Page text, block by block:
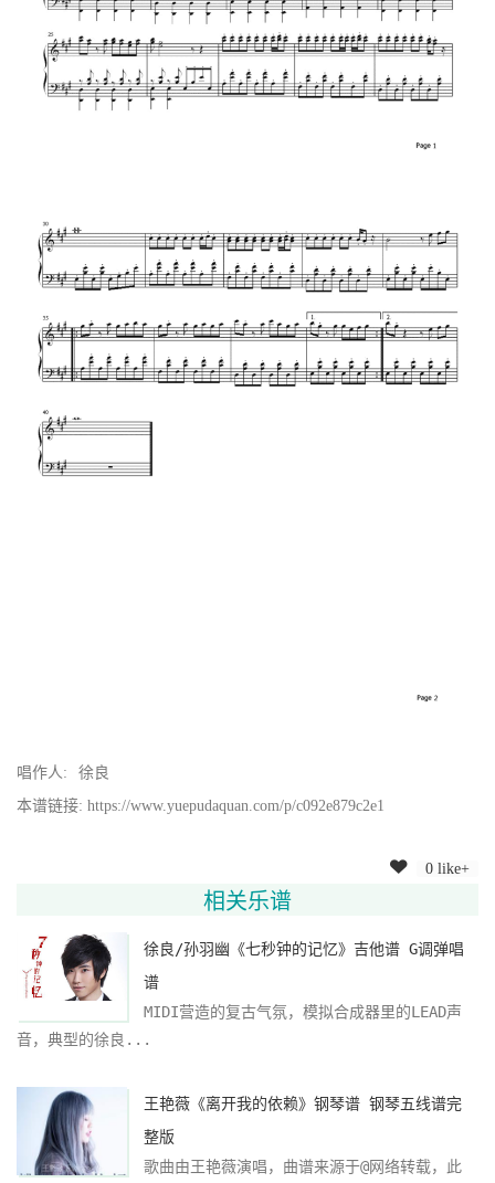
唱作人:
徐良
本谱链接: https://www.yuepudaquan.com/p/c092e879c2e1
0 like+
相关乐谱
徐良/孙羽幽《七秒钟的记忆》吉他谱 G调弹唱
谱
MIDI营造的复古气氛，模拟合成器里的LEAD声
音，典型的徐良...
王艳薇《离开我的依赖》钢琴谱 钢琴五线谱完
整版
歌曲由王艳薇演唱，曲谱来源于@网络转载，此